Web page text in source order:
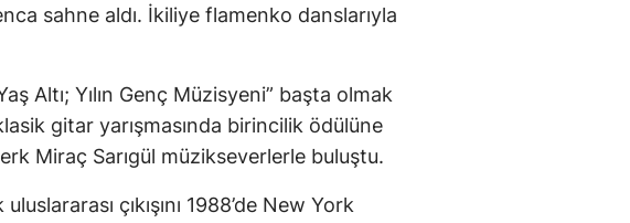
sahne aldı. İkiliye flamenko danslarıyla
Altı; Yılın Genç Müzisyeni” başta olmak
gitar yarışmasında birincilik ödülüne
Miraç Sarıgül müzikseverlerle buluştu.
çıkışını 1988’de New York